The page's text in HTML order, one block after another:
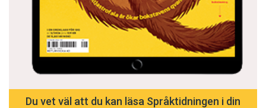
Du vet väl att du kan läsa Språktidningen i din